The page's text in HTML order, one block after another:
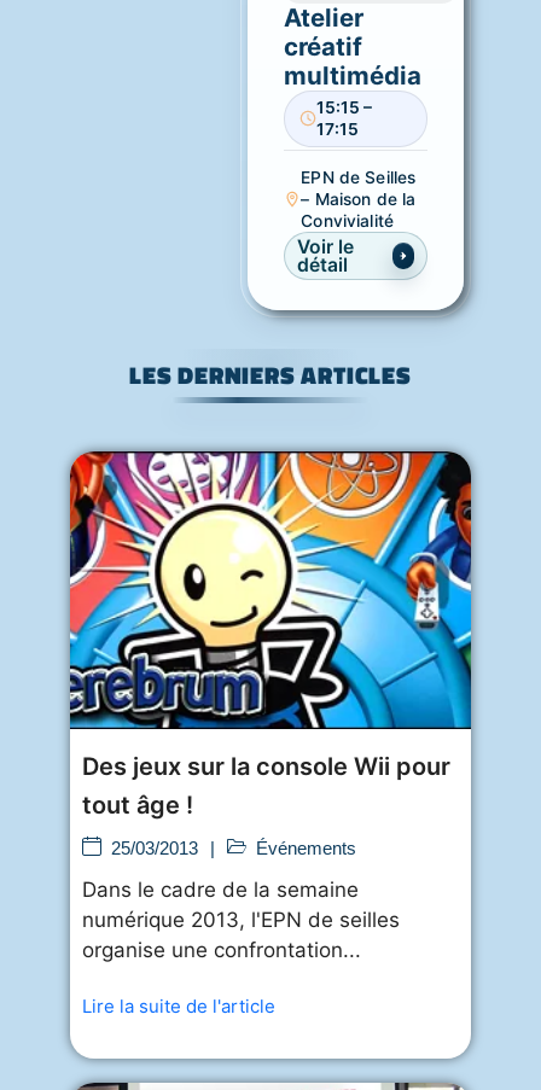
Atelier
créatif
multimédia
15:15 –
17:15
EPN de Seilles
– Maison de la
Convivialité
Voir le
détail
LES DERNIERS ARTICLES
Des jeux sur la console Wii pour
tout âge !
25/03/2013 | Événements
Dans le cadre de la semaine
numérique 2013, l'EPN de seilles
organise une confrontation...
Lire la suite de l'article